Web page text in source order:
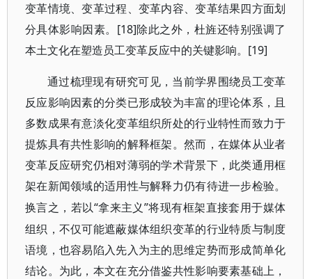
变革情境、变革过程、变革内容、变革结果四方面划
分具体影响因素。[18]除此之外，杜旌还特别强调了
本土文化在塑造员工变革反应中的关键影响。[19]
通过梳理现有研究可见，当前学界围绕员工变革
反应影响因素的分类已形成较为丰富的理论体系，且
多数成果有意淡化变革组织所处的行业特性而致力于
提炼具有共性影响的解释框架。然而，在媒体从业者
变革反应研究仍相对薄弱的学术背景下，此类通用框
架在新闻领域的适用性与解释力仍有待进一步检验。
换言之，若以“拿来主义”将现有框架直接套用于媒体
组织，不仅可能遮蔽媒体组织变革的行业特质与制度
语境，也容易陷入先入为主的思维定势而形成简单化
结论。为此，本文在充分借鉴共性影响要素基础上，